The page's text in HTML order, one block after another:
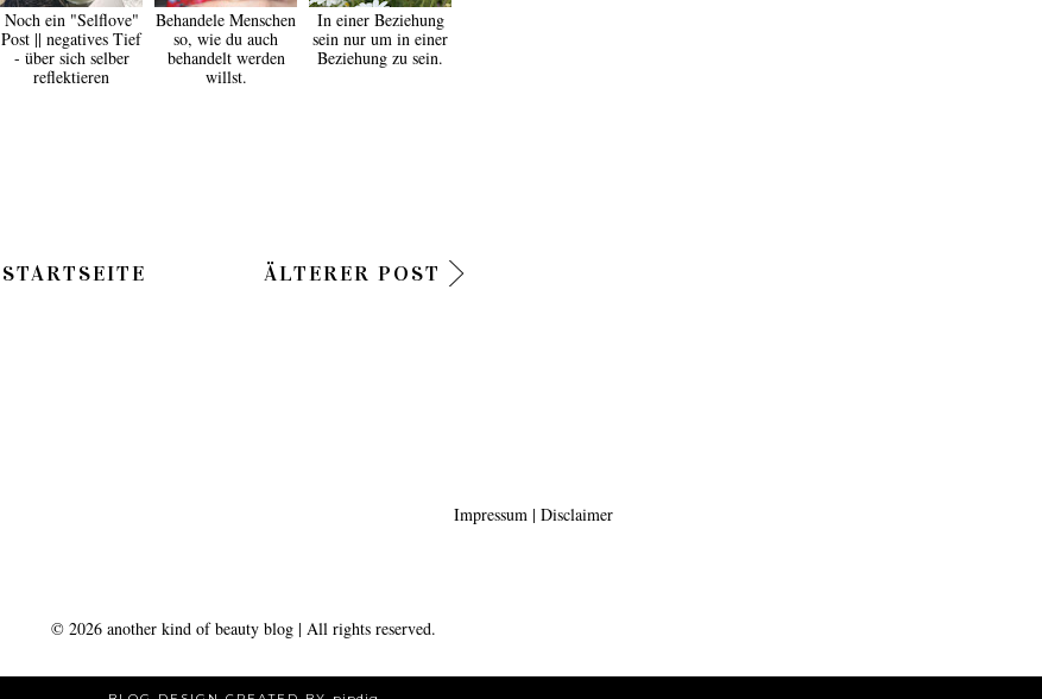
Noch ein "Selflove"
Post || negatives Tief
- über sich selber
reflektieren
Behandele Menschen
so, wie du auch
behandelt werden
willst.
In einer Beziehung
sein nur um in einer
Beziehung zu sein.
ÄLTERER POST
STARTSEITE
Impressum | Disclaimer
© 2026 another kind of beauty blog | All rights reserved.